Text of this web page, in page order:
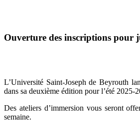
Ouverture des inscriptions pour
L’Université Saint-Joseph de Beyrouth
dans sa deuxième édition pour l’été 2025-
Des ateliers d’immersion vous seront
semaine.